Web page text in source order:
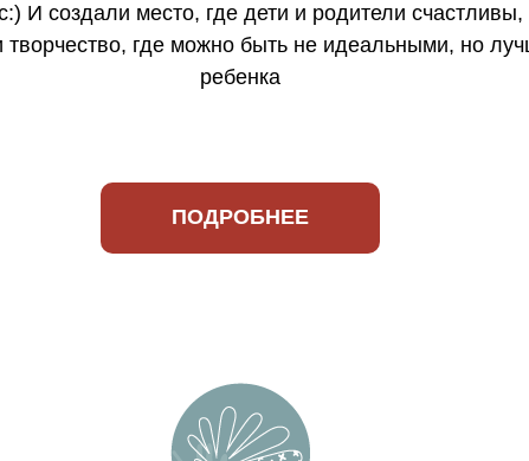
И создали место, где дети и родители счастливы,
творчество, где можно быть не идеальными, но
ребенка
ПОДРОБНЕЕ